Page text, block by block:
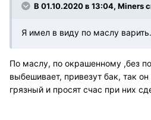
В 01.10.2020 в 13:04, Miners
Я имел в виду по маслу
По маслу, по окрашенному ,без
выбешивает, привезут бак, так
грязный и просят счас при них